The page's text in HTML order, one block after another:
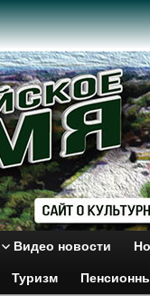
Видео новости
Туризм